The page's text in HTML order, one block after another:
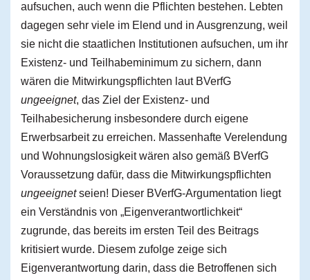
aufsuchen, auch wenn die Pflichten bestehen. Lebten
dagegen sehr viele im Elend und in Ausgrenzung, weil
sie nicht die staatlichen Institutionen aufsuchen, um ihr
Existenz- und Teilhabeminimum zu sichern, dann
wären die Mitwirkungspflichten laut BVerfG
ungeeignet, das Ziel der Existenz- und
Teilhabesicherung insbesondere durch eigene
Erwerbsarbeit zu erreichen. Massenhafte Verelendung
und Wohnungslosigkeit wären also gemäß BVerfG
Voraussetzung dafür, dass die Mitwirkungspflichten
ungeeignetseien! Dieser BVerfG-Argumentation liegt
ein Verständnis von „Eigenverantwortlichkeit“
zugrunde, das bereits im ersten Teil des Beitrags
kritisiert wurde. Diesem zufolge zeige sich
Eigenverantwortung darin, dass die Betroffenen sich